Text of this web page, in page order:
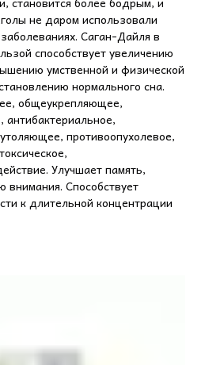
не даром использовали
Саган-Дайля в
способствует увеличению
умственной и физической
нормального сна.
общеукрепляющее,
антибактериальное,
противоопухолевое,
Улучшает память,
Способствует
к длительной концентрации